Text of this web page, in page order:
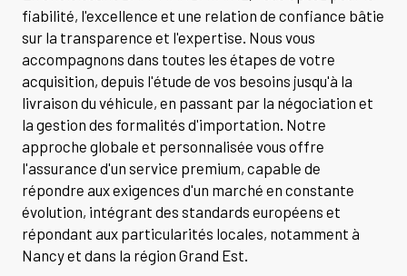
fiabilité, l'excellence et une relation de confiance bâtie
sur la transparence et l'expertise. Nous vous
accompagnons dans toutes les étapes de votre
acquisition, depuis l'étude de vos besoins jusqu'à la
livraison du véhicule, en passant par la négociation et
la gestion des formalités d'importation. Notre
approche globale et personnalisée vous offre
l'assurance d'un service premium, capable de
répondre aux exigences d'un marché en constante
évolution, intégrant des standards européens et
répondant aux particularités locales, notamment à
Nancy et dans la région Grand Est.